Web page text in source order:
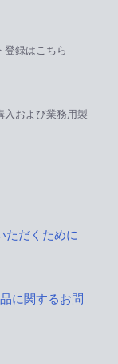
登録はこちら
入および業務用製
ただくために
に関するお問